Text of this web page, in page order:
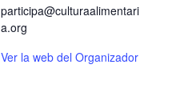
participa@culturaalimentari
a.org
Ver la web del Organizador